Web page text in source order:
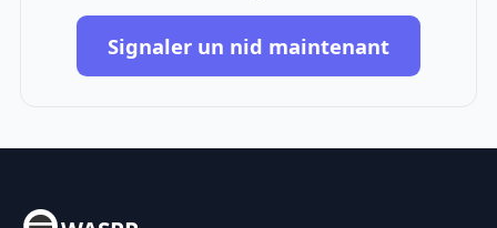
Signaler un nid maintenant